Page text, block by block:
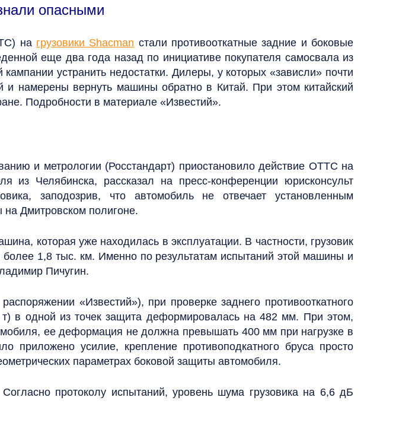
опасными
на грузовики Shacman стали противооткатные задние и боковые
еще два года назад по инициативе покупателя самосвала из
устранить недостатки. Дилеры, у которых «зависли» почти
намерены вернуть машины обратно в Китай. При этом китайский
Подробности в материале «Известий».
и метрологии (Росстандарт) приостановило действие ОТТС на
из Челябинска, рассказал на пресс-конференции юрисконсульт
заподозрив, что автомобиль не отвечает установленным
Дмитровском полигоне.
которая уже находилась в эксплуатации. В частности, грузовик
1,8 тыс. км. Именно по результатам испытаний этой машины и
Пичугин.
«Известий»), при проверке заднего противооткатного
т) в одной из точек защита деформировалась на 482 мм. При этом,
ее деформация не должна превышать 400 мм при нагрузке в
усилие, крепление противоподкатного бруса просто
параметрах боковой защиты автомобиля.
протоколу испытаний, уровень шума грузовика на 6,6 дБ